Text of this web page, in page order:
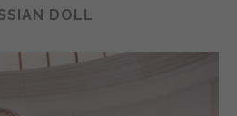
DOLL